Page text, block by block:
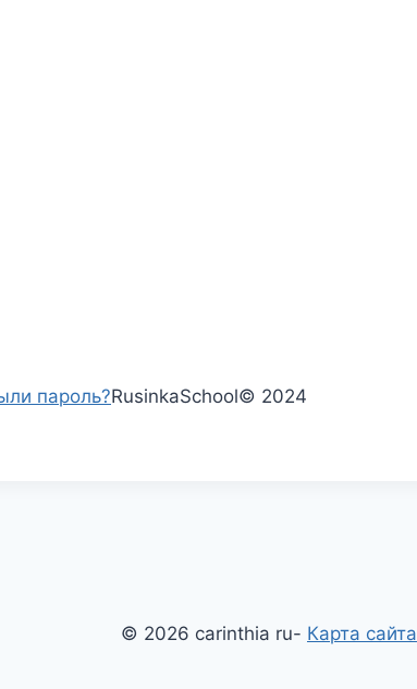
пароль?RusinkaSchool© 2024
© 2026 carinthia ru- Карта сайта